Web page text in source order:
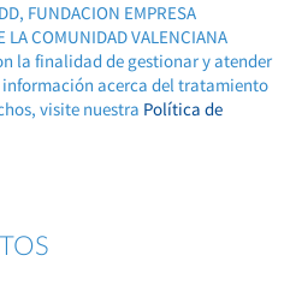
FUNDACION EMPRESA
LA COMUNIDAD VALENCIANA
la finalidad de gestionar y atender
acerca del tratamiento
visite nuestra Política de